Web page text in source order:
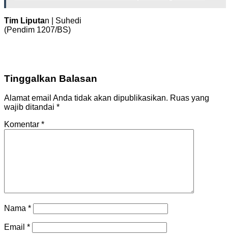
Tim Liputan | Suhedi
(Pendim 1207/BS)
Tinggalkan Balasan
Alamat email Anda tidak akan dipublikasikan. Ruas yang
wajib ditandai *
Komentar *
Nama *
Email *